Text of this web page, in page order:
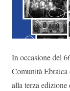
In occasione del
Comunità
alla terza